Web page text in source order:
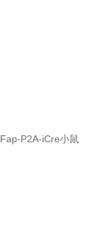
Fap-P2A-iCre小鼠